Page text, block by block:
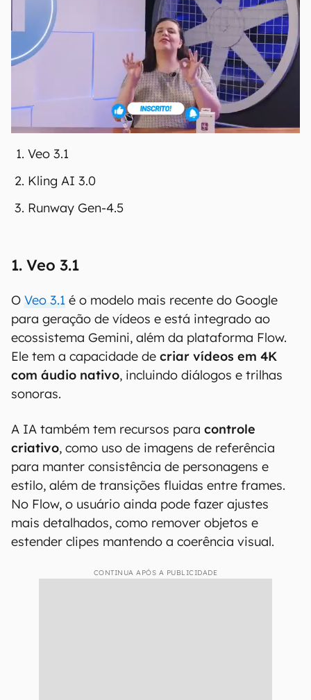
Veo 3.1
Kling AI 3.0
Runway Gen-4.5
1. Veo 3.1
O Veo 3.1 é o modelo mais recente do Google
para geração de vídeos e está integrado ao
ecossistema Gemini, além da plataforma Flow.
Ele tem a capacidade de criar vídeos em 4K
com áudio nativo, incluindo diálogos e trilhas
sonoras.
A IA também tem recursos para controle
criativo, como uso de imagens de referência
para manter consistência de personagens e
estilo, além de transições fluidas entre frames.
No Flow, o usuário ainda pode fazer ajustes
mais detalhados, como remover objetos e
estender clipes mantendo a coerência visual.
CONTINUA APÓS A PUBLICIDADE